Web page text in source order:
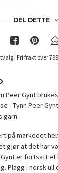
DEL DETTE
| Fri frakt over
Peer Gynt
- Tynn Peer
garn.
på markedet
gjør at det har
er fortsatt
Plagg i norsk